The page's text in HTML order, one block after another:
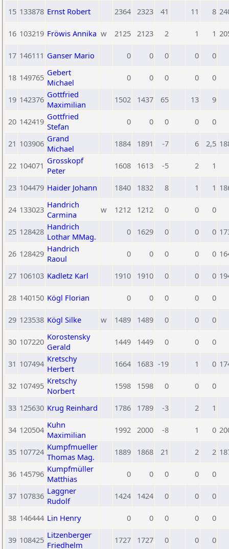
15 133878 Ernst Robert 2364 2323 41 11 8
16 103219 Fröwis Annika w 2125 2123 2 1 1
17 146111 Ganser Mario 0 0 0 0 0
18 149765 Gebert
Michael
0 0 0 0 0
19 142376 Gottfried
Maximilian
1502 1437 65 13 9
20 142419 Gottfried
Stefan
0 0 0 0 0
21 103906 Grand
Michael
1884 1891 -7 6 2,5
22 104071 Grosskopf
Peter
1608 1613 -5 2 1
23 104479 Haider Johann 1840 1832 8 1 1
24 133023 Handrich
Carmina
w 1212 1212 0 0 0
25 128428 Handrich
Lothar MMag.
0 1629 0 0 0
26 128429 Handrich
Raoul
0 0 0 0 0
27 106103 Kadletz Karl 1910 1910 0 0 0
28 140150 Kögl Florian 0 0 0 0 0
29 123538 Kögl Silke w 1489 1489 0 0 0
30 107220 Korostensky
Gerald
1449 1449 0 0 0
31 107494 Kretschy
Herbert
1664 1683 -19 1 0
32 107495 Kretschy
Norbert
1598 1598 0 0 0
33 125630 Krug Reinhard 1786 1789 -3 2 1
34 120504 Kuhn
Maximilian
1992 2000 -8 1 0
35 107724 Kumpfmueller
Thomas Mag.
1889 1868 21 2 2
36 145796 Kumpfmüller
Matthias
0 0 0 0 0
37 107836 Laggner
Rudolf
1424 1424 0 0 0
38 146444 Lin Henry 0 0 0 0 0
39 108425 Litzenberger
Friedhelm
1727 1727 0 0 0